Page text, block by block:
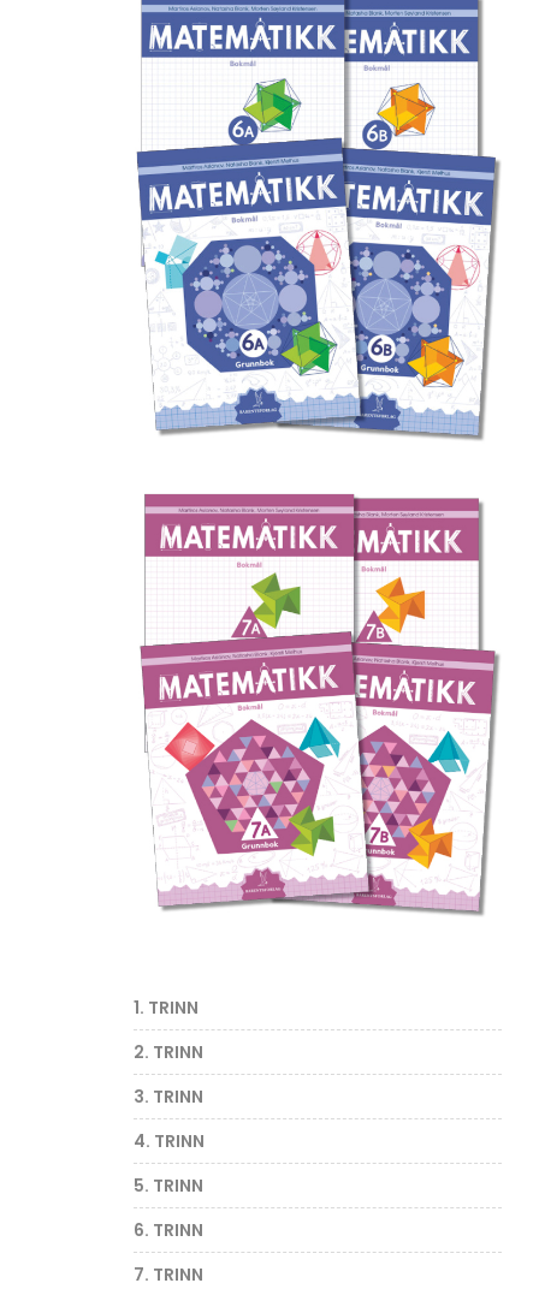
1. TRINN
2. TRINN
3. TRINN
4. TRINN
5. TRINN
6. TRINN
7. TRINN